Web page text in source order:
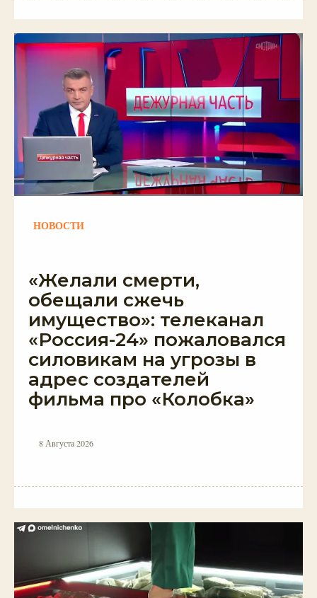
НОВОСТИ
«Желали смерти,
обещали сжечь
имущество»: телеканал
«Россия-24» пожаловался
силовикам на угрозы в
адрес создателей
фильма про «Колобка»
8 Августа 2026